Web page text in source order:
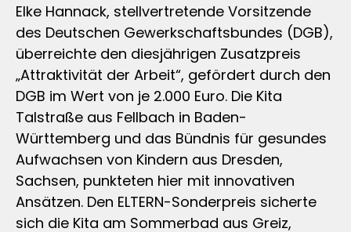
Elke Hannack, stellvertretende Vorsitzende
des Deutschen Gewerkschaftsbundes (DGB),
überreichte den diesjährigen Zusatzpreis
„Attraktivität der Arbeit“, gefördert durch den
DGB im Wert von je 2.000 Euro. Die Kita
Talstraße aus Fellbach in Baden-
Württemberg und das Bündnis für gesundes
Aufwachsen von Kindern aus Dresden,
Sachsen, punkteten hier mit innovativen
Ansätzen. Den ELTERN-Sonderpreis sicherte
sich die Kita am Sommerbad aus Greiz,